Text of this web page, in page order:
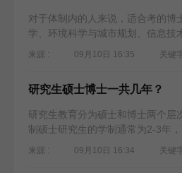
对于体制内的人来说，适合考的
学、环境科学与城市规划、信息
来源 : 09月10日 16:35 关键
研究生硕士博士一共几年？
研究生教育分为硕士和博士两个
制硕士研究生的学制通常为2-3年
来源 : 09月10日 16:34 关键